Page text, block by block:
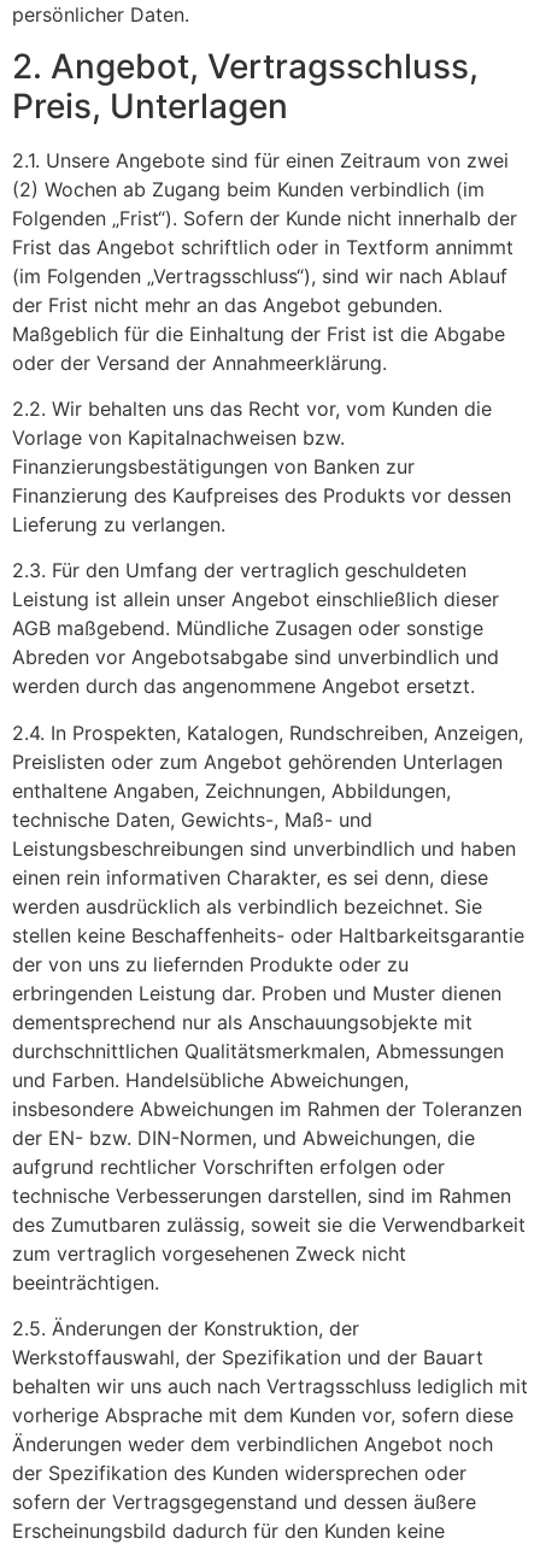
persönlicher Daten.
2. Angebot, Vertragsschluss,
Preis, Unterlagen
2.1. Unsere Angebote sind für einen Zeitraum von zwei
(2) Wochen ab Zugang beim Kunden verbindlich (im
Folgenden „Frist“). Sofern der Kunde nicht innerhalb der
Frist das Angebot schriftlich oder in Textform annimmt
(im Folgenden „Vertragsschluss“), sind wir nach Ablauf
der Frist nicht mehr an das Angebot gebunden.
Maßgeblich für die Einhaltung der Frist ist die Abgabe
oder der Versand der Annahmeerklärung.
2.2. Wir behalten uns das Recht vor, vom Kunden die
Vorlage von Kapitalnachweisen bzw.
Finanzierungsbestätigungen von Banken zur
Finanzierung des Kaufpreises des Produkts vor dessen
Lieferung zu verlangen.
2.3. Für den Umfang der vertraglich geschuldeten
Leistung ist allein unser Angebot einschließlich dieser
AGB maßgebend. Mündliche Zusagen oder sonstige
Abreden vor Angebotsabgabe sind unverbindlich und
werden durch das angenommene Angebot ersetzt.
2.4. In Prospekten, Katalogen, Rundschreiben, Anzeigen,
Preislisten oder zum Angebot gehörenden Unterlagen
enthaltene Angaben, Zeichnungen, Abbildungen,
technische Daten, Gewichts-, Maß- und
Leistungsbeschreibungen sind unverbindlich und haben
einen rein informativen Charakter, es sei denn, diese
werden ausdrücklich als verbindlich bezeichnet. Sie
stellen keine Beschaffenheits- oder Haltbarkeitsgarantie
der von uns zu liefernden Produkte oder zu
erbringenden Leistung dar. Proben und Muster dienen
dementsprechend nur als Anschauungsobjekte mit
durchschnittlichen Qualitätsmerkmalen, Abmessungen
und Farben. Handelsübliche Abweichungen,
insbesondere Abweichungen im Rahmen der Toleranzen
der EN- bzw. DIN-Normen, und Abweichungen, die
aufgrund rechtlicher Vorschriften erfolgen oder
technische Verbesserungen darstellen, sind im Rahmen
des Zumutbaren zulässig, soweit sie die Verwendbarkeit
zum vertraglich vorgesehenen Zweck nicht
beeinträchtigen.
2.5. Änderungen der Konstruktion, der
Werkstoffauswahl, der Spezifikation und der Bauart
behalten wir uns auch nach Vertragsschluss lediglich mit
vorherige Absprache mit dem Kunden vor, sofern diese
Änderungen weder dem verbindlichen Angebot noch
der Spezifikation des Kunden widersprechen oder
sofern der Vertragsgegenstand und dessen äußere
Erscheinungsbild dadurch für den Kunden keine